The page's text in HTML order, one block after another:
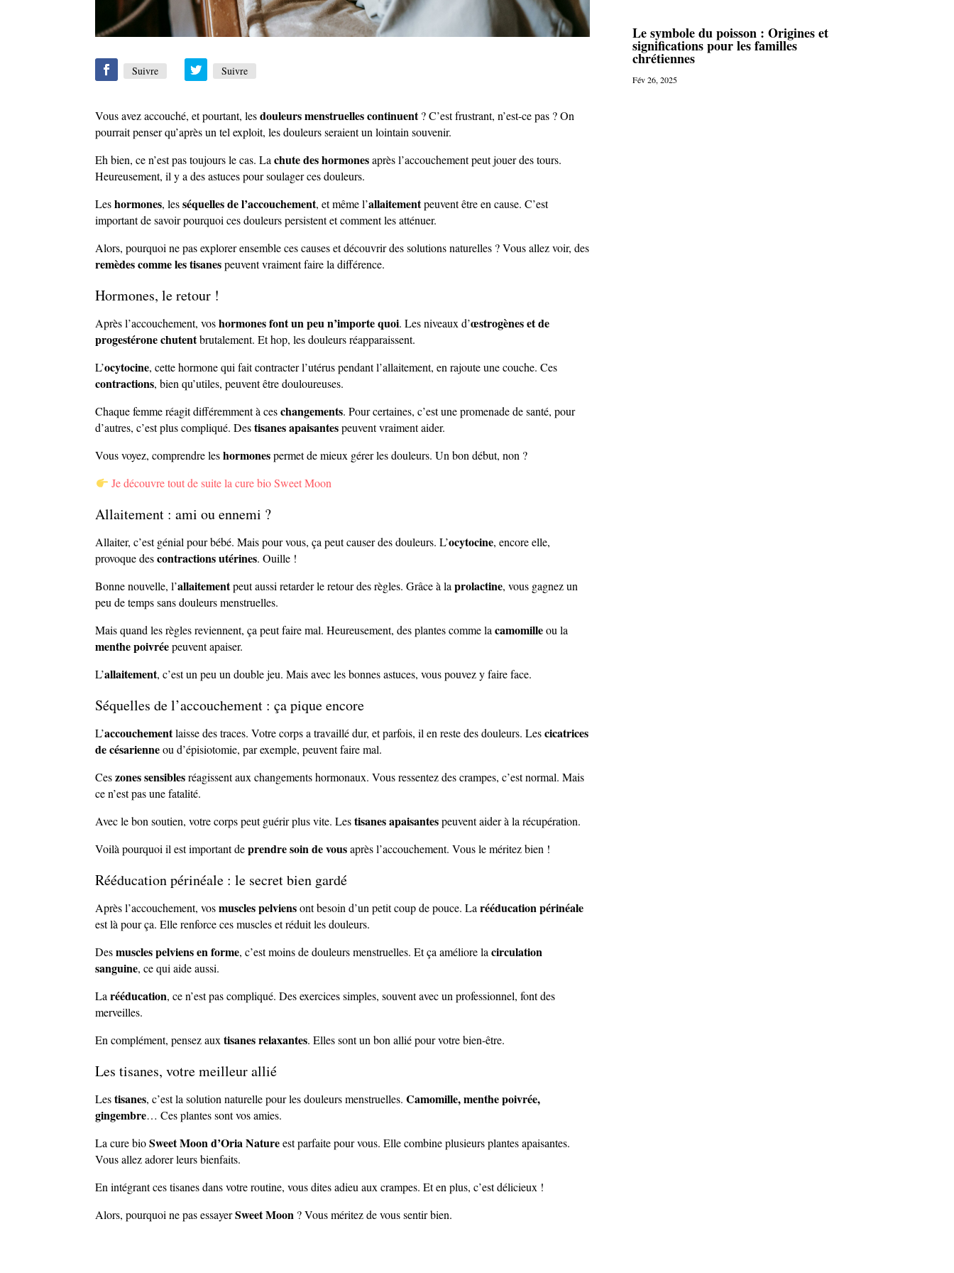
Suivre Suivre
Vous avez accouché, et pourtant, lesdouleurs menstruelles continuent? C’est frustrant, n’est-ce pas ? On
pourrait penser qu’après un tel exploit, les douleurs seraient un lointain souvenir.
Eh bien, ce n’est pas toujours le cas. Lachute des hormonesaprès l’accouchement peut jouer des tours.
Heureusement, il y a des astuces pour soulager ces douleurs.
Leshormones, lesséquelles de l’accouchement, et même l’allaitementpeuvent être en cause. C’est
important de savoir pourquoi ces douleurs persistent et comment les atténuer.
Alors, pourquoi ne pas explorer ensemble ces causes et découvrir des solutions naturelles ? Vous allez voir, des
remèdes comme les tisanespeuvent vraiment faire la différence.
Hormones, le retour !
Après l’accouchement, voshormones font un peu n’importe quoi. Les niveaux d’œstrogènes et de
progestérone chutentbrutalement. Et hop, les douleurs réapparaissent.
L’ocytocine, cette hormone qui fait contracter l’utérus pendant l’allaitement, en rajoute une couche. Ces
contractions, bien qu’utiles, peuvent être douloureuses.
Chaque femme réagit différemment à ceschangements. Pour certaines, c’est une promenade de santé, pour
d’autres, c’est plus compliqué. Destisanes apaisantespeuvent vraiment aider.
Vous voyez, comprendre leshormonespermet de mieux gérer les douleurs. Un bon début, non ?
Je découvre tout de suite la cure bio Sweet Moon
Allaitement : ami ou ennemi ?
Allaiter, c’est génial pour bébé. Mais pour vous, ça peut causer des douleurs. L’ocytocine, encore elle,
provoque descontractions utérines. Ouille !
Bonne nouvelle, l’allaitementpeut aussi retarder le retour des règles. Grâce à laprolactine, vous gagnez un
peu de temps sans douleurs menstruelles.
Mais quand les règles reviennent, ça peut faire mal. Heureusement, des plantes comme lacamomilleou la
menthe poivréepeuvent apaiser.
L’allaitement, c’est un peu un double jeu. Mais avec les bonnes astuces, vous pouvez y faire face.
Séquelles de l’accouchement : ça pique encore
L’accouchementlaisse des traces. Votre corps a travaillé dur, et parfois, il en reste des douleurs. Lescicatrices
de césarienneou d’épisiotomie, par exemple, peuvent faire mal.
Ceszones sensiblesréagissent aux changements hormonaux. Vous ressentez des crampes, c’est normal. Mais
ce n’est pas une fatalité.
Avec le bon soutien, votre corps peut guérir plus vite. Lestisanes apaisantespeuvent aider à la récupération.
Voilà pourquoi il est important deprendre soin de vousaprès l’accouchement. Vous le méritez bien !
Rééducation périnéale : le secret bien gardé
Après l’accouchement, vosmuscles pelviensont besoin d’un petit coup de pouce. Larééducation périnéale
est là pour ça. Elle renforce ces muscles et réduit les douleurs.
Desmuscles pelviens en forme, c’est moins de douleurs menstruelles. Et ça améliore lacirculation
sanguine, ce qui aide aussi.
Larééducation, ce n’est pas compliqué. Des exercices simples, souvent avec un professionnel, font des
merveilles.
En complément, pensez auxtisanes relaxantes. Elles sont un bon allié pour votre bien-être.
Les tisanes, votre meilleur allié
Lestisanes, c’est la solution naturelle pour les douleurs menstruelles.Camomille, menthe poivrée,
gingembre… Ces plantes sont vos amies.
La cure bioSweet Moon d’Oria Natureest parfaite pour vous. Elle combine plusieurs plantes apaisantes.
Vous allez adorer leurs bienfaits.
En intégrant ces tisanes dans votre routine, vous dites adieu aux crampes. Et en plus, c’est délicieux !
Alors, pourquoi ne pas essayerSweet Moon ? Vous méritez de vous sentir bien.
Le symbole du poisson : Origines et
significations pour les familles
chrétiennes
Fév 26, 2025